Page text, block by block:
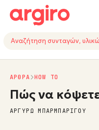
ΑΡΘΡΑ HOW TO
Πώς να
ΑΡΓΥΡΩ ΜΠΑΡΜΠΑΡΙΓΟΥ